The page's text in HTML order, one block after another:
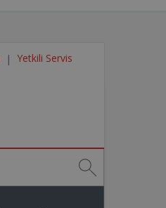
Yetkili Servis